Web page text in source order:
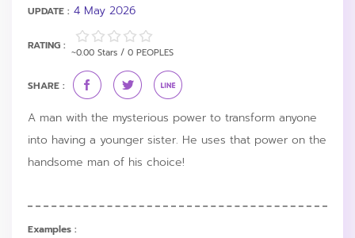
UPDATE : 4 May 2026
RATING :
~0.00 Stars / 0 PEOPLES
SHARE :
A man with the mysterious power to transform anyone
into having a younger sister. He uses that power on the
handsome man of his choice!
Examples :